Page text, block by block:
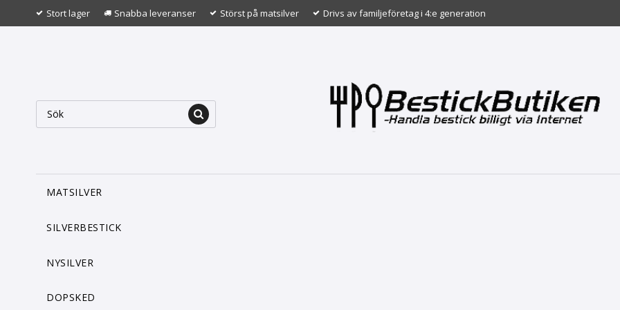
Stort lager Snabba leveranser Störst på matsilver Drivs av familjeföretag i 4:e generation
MATSILVER
SILVERBESTICK
NYSILVER
DOPSKED